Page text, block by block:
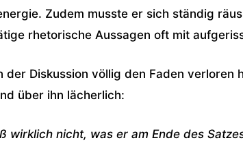
Zudem musste er sich ständig
rhetorische Aussagen oft mit
der Diskussion völlig den Faden verloren
über ihn lächerlich:
wirklich nicht, was er am Ende des